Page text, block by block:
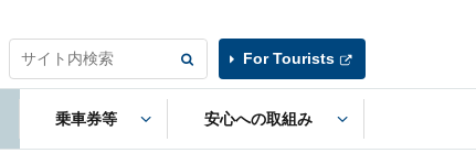
乗車券等 安心への取組み
For Tourists